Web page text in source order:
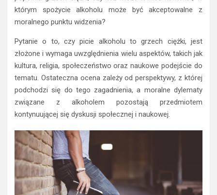
którym spożycie alkoholu może być akceptowalne z
moralnego punktu widzenia?
Pytanie o to, czy picie alkoholu to grzech ciężki, jest
złożone i wymaga uwzględnienia wielu aspektów, takich jak
kultura, religia, społeczeństwo oraz naukowe podejście do
tematu. Ostateczna ocena zależy od perspektywy, z której
podchodzi się do tego zagadnienia, a moralne dylematy
związane z alkoholem pozostają przedmiotem
kontynuującej się dyskusji społecznej i naukowej.